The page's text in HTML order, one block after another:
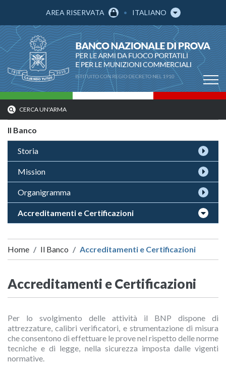
AREA RISERVATA ITALIANO
CERCA UN'ARMA
Il Banco
Storia
Mission
Organigramma
Accreditamenti e Certificazioni
Home Il Banco Accreditamenti e Certificazioni
Accreditamenti e Certificazioni
Per lo svolgimento delle attività il BNP dispone di
attrezzature, calibri verificatori, e strumentazione di misura
che consentono di effettuare le prove nel rispetto delle norme
tecniche e di legge, nella sicurezza imposta dalle vigenti
normative.